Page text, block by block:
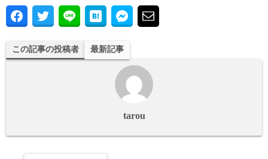
この記事の投稿者 最新記事
tarou